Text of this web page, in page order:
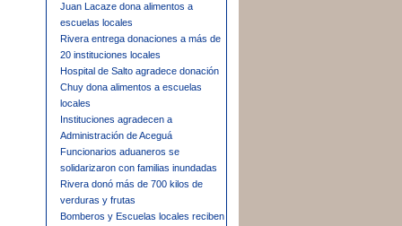
Juan Lacaze dona alimentos a
escuelas locales
Rivera entrega donaciones a más de
20 instituciones locales
Hospital de Salto agradece donación
Chuy dona alimentos a escuelas
locales
Instituciones agradecen a
Administración de Aceguá
Funcionarios aduaneros se
solidarizaron con familias inundadas
Rivera donó más de 700 kilos de
verduras y frutas
Bomberos y Escuelas locales reciben